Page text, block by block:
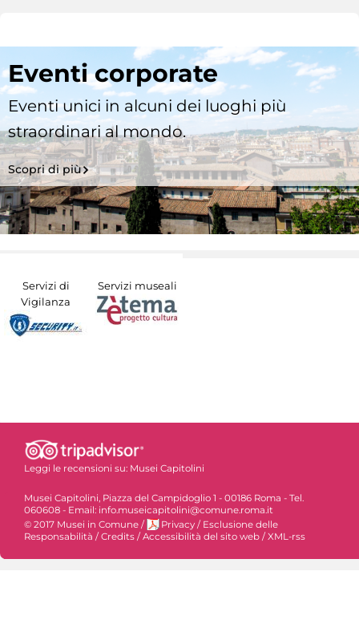
Eventi corporate
Eventi unici in alcuni dei luoghi più
straordinari al mondo.
Scopri di più
Servizi di
Vigilanza
Servizi museali
Leggi le recensioni su: Musei Capitolini
Musei Capitolini, Piazza del Campidoglio 1 - 00186 Roma - Tel.
060608 - Email: info.museicapitolini@comune.roma.it
© 2017 Musei in Comune / Privacy / Esclusione delle
Responsabilità /Credits /Accessibilità del sito web /XML-rss